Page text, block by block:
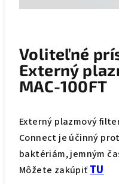
Voliteľné
Externý
MAC-100FT
Externý plazmový
Connect je účinný
baktériám, jemným
Môžete zakúpiťTU